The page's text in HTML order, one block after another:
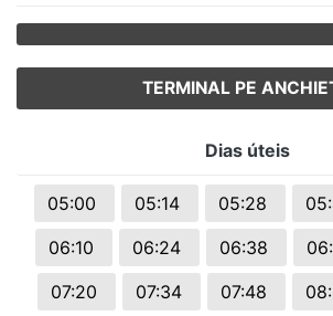
TERMINAL PE
Dias úteis
05:00 05:14 05:28
06:10
06:24 06:38
07:20
07:34 07:48